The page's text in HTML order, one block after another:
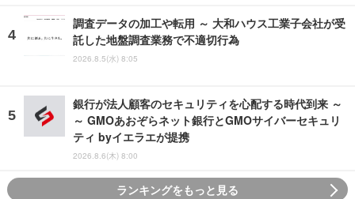
調査データの加工や転用 ～ 大和ハウス工業子会社が受
託した地盤調査業務で不適切行為
2026.8.5(水) 8:05
銀行が法人顧客のセキュリティを心配する時代到来 ～
～ GMOあおぞらネット銀行とGMOサイバーセキュリ
ティ byイエラエが提携
2026.8.6(木) 8:00
ランキングをもっと見る